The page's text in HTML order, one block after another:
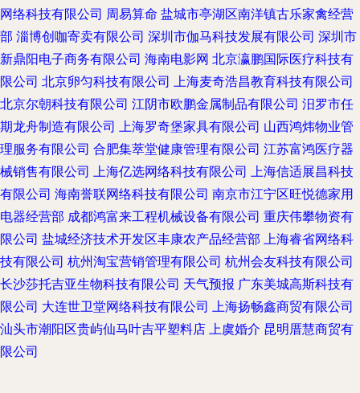
网络科技有限公司 周易算命 盐城市亭湖区南洋镇古乐家禽经营
部 淄博创咖寄卖有限公司 深圳市伽马科技发展有限公司 深圳市
新鼎阳电子商务有限公司 海南电影网 北京瀛鹏国际医疗科技有
限公司 北京卵匀科技有限公司
上海麦奇浩昌教育科技有限公司
北京尔朝科技有限公司 江阴市欧鹏金属制品有限公司 汨罗市任
期龙舟制造有限公司
上海罗奇堡家具有限公司 山西鸿炜物业管
理服务有限公司 合肥集萃堂健康管理有限公司 江苏富鸿医疗器
械销售有限公司
上海亿选网络科技有限公司
上海信适展昌科技
有限公司 海南誉联网络科技有限公司 南京市江宁区旺悦德家用
电器经营部 成都鸿富来工程机械设备有限公司 重庆伟攀物资有
限公司 盐城经济技术开发区丰康农产品经营部
上海睿省网络科
技有限公司 杭州淘宝营销管理有限公司 杭州会友科技有限公司
长沙莎托吉亚生物科技有限公司 天气预报 广东美城高斯科技有
限公司 大连世卫堂网络科技有限公司
上海扬畅鑫商贸有限公司
汕头市潮阳区贵屿仙马叶吉平塑料店
上虞婚介 昆明厝慧商贸有
限公司